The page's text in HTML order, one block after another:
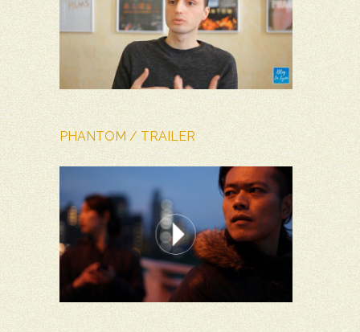
PHANTOM / TRAILER